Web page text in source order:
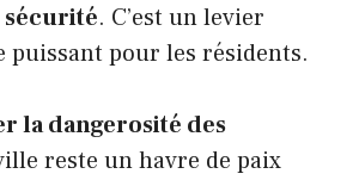
. C’est un levier
puissant pour les résidents.
la dangerosité des
reste un havre de paix